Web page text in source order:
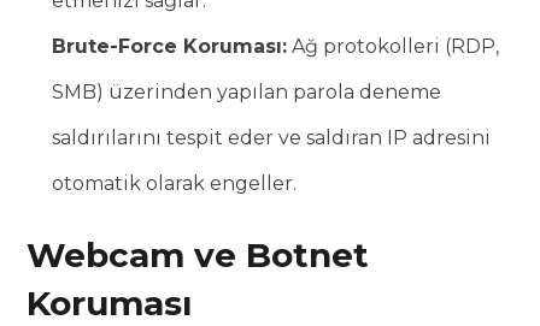
Brute-Force Koruması: Ağ protokolleri (RDP,
SMB) üzerinden yapılan parola deneme
saldırılarını tespit eder ve saldıran IP adresini
otomatik olarak engeller.
Webcam ve Botnet
Koruması